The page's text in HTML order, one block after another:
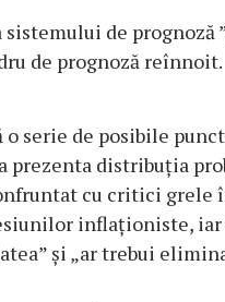
de prognoză
de prognoză reînnoit.
serie de posibile
prezenta distribuţia
cu critici grele
inflaționiste,
și „ar trebui